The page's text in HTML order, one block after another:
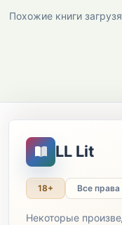
Похожие книги
LL Lit
18+ Все
Некоторые